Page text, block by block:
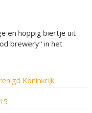
en hoppig biertje uit
brewery'' in het
Koninkrijk